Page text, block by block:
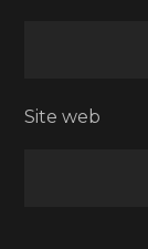
Site web